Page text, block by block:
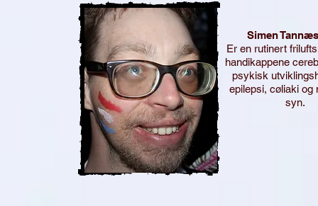
Simen
Er en rutinert
handikappene
psykisk
epilepsi, cøliaki og
syn.